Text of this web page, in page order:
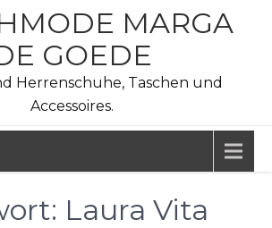
MARGA
GOEDE
Herrenschuhe, Taschen und
Accessoires.
Laura Vita